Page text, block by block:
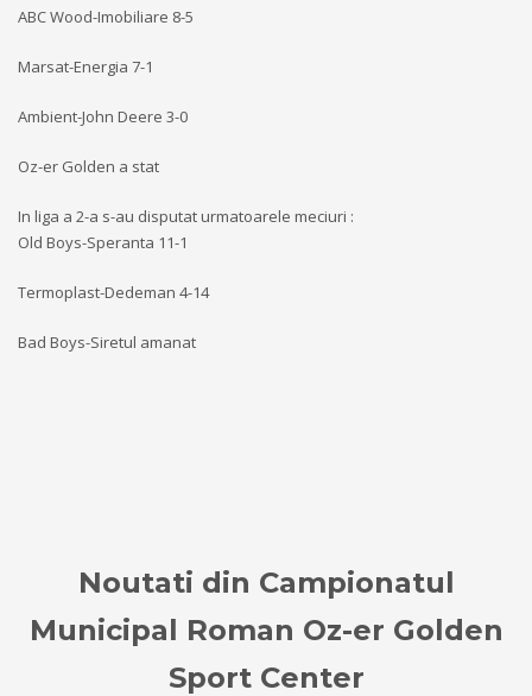
ABC Wood-Imobiliare 8-5
Marsat-Energia 7-1
Ambient-John Deere 3-0
Oz-er Golden a stat
In liga a 2-a s-au disputat urmatoarele meciuri :
Old Boys-Speranta 11-1
Termoplast-Dedeman 4-14
Bad Boys-Siretul amanat
Noutati din Campionatul
Municipal Roman Oz-er Golden
Sport Center